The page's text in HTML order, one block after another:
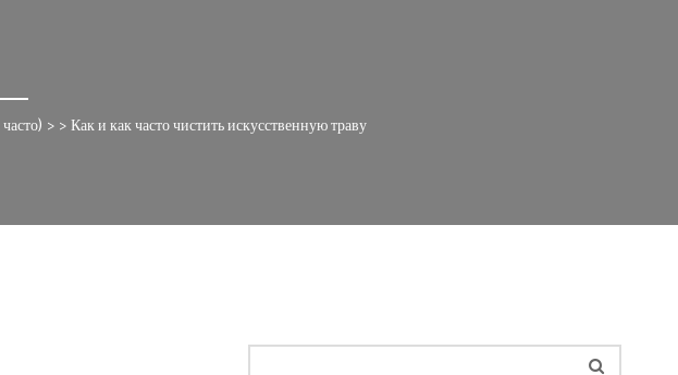
> > Как и как часто чистить искусственную траву